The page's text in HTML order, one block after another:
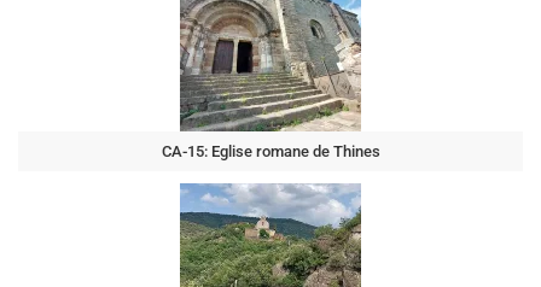
CA-15: Eglise romane de Thines